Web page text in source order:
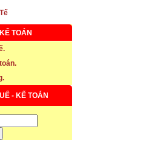
TOÁN
- KẾ TOÁN
nghiệp
...xem chi tiết